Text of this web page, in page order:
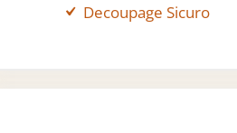
Decoupage Sicuro